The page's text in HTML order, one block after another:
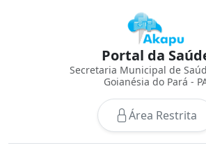
Portal da
Secretaria Municipal de
Goianésia do Pará -
Área Restrita